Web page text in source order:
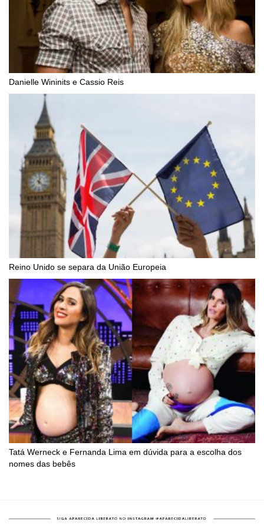
Danielle Wininits e Cassio Reis
Reino Unido se separa da União Europeia
Tatá Werneck e Fernanda Lima em dúvida para a escolha dos
nomes das bebês